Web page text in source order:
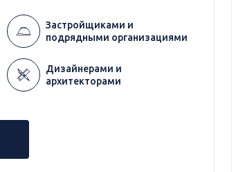
Застройщиками и
подрядными организациями
Дизайнерами и
архитекторами